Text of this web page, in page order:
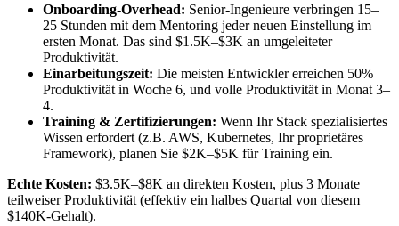
Onboarding-Overhead: Senior-Ingenieure verbringen 15–
25 Stunden mit dem Mentoring jeder neuen Einstellung im
ersten Monat. Das sind $1.5K–$3K an umgeleiteter
Produktivität.
Einarbeitungszeit: Die meisten Entwickler erreichen 50%
Produktivität in Woche 6, und volle Produktivität in Monat 3–
4.
Training & Zertifizierungen: Wenn Ihr Stack spezialisiertes
Wissen erfordert (z.B. AWS, Kubernetes, Ihr proprietäres
Framework), planen Sie $2K–$5K für Training ein.
Echte Kosten: $3.5K–$8K an direkten Kosten, plus 3 Monate
teilweiser Produktivität (effektiv ein halbes Quartal von diesem
$140K-Gehalt).